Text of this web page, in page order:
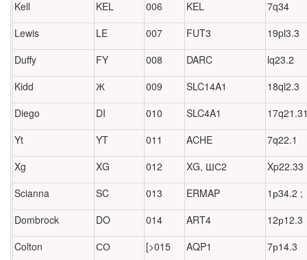
Kell KEL 006 KEL
7q34
Lewis
LE 007 FUT3
19pl3.3
Duffy
FY 008 DARC
lq23.2
Kidd
Ж 009 SLC14A1
18ql2.3
Diego
DI 010 SLC4A1
Yt
YT 011 ACHE
7q22.1
Xg
XG 012 XG, ШС2
Xp22.33
Scianna
SC 013 ERMAP
1р34.2 ;
Dombrock
DO 014 ART4
12р12.3
Colton
СО [>015 AQP1
7р14.3